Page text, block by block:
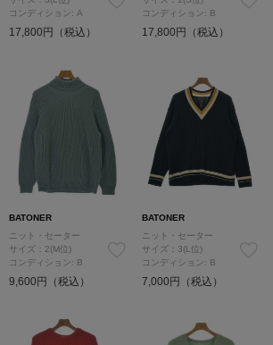
コンディション: A
17,800円（税込）
コンディション: B
17,800円（税込）
BATONER
ニット・セーター
サイズ：2(M位)
コンディション: B
9,600円（税込）
BATONER
ニット・セーター
サイズ：3(L位)
コンディション: B
7,000円（税込）